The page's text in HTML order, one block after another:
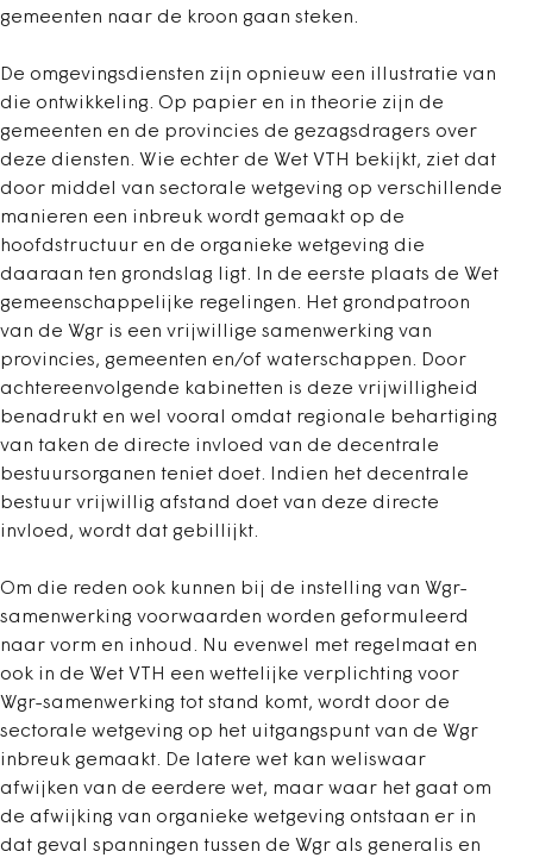
gemeenten naar de kroon gaan steken.
De omgevingsdiensten zijn opnieuw een illustratie van
die ontwikkeling. Op papier en in theorie zijn de
gemeenten en de provincies de gezagsdragers over
deze diensten. Wie echter de Wet VTH bekijkt, ziet dat
door middel van sectorale wetgeving op verschillende
manieren een inbreuk wordt gemaakt op de
hoofdstructuur en de organieke wetgeving die
daaraan ten grondslag ligt. In de eerste plaats de Wet
gemeenschappelijke regelingen. Het grondpatroon
van de Wgr is een vrijwillige samenwerking van
provincies, gemeenten en/of waterschappen. Door
achtereenvolgende kabinetten is deze vrijwilligheid
benadrukt en wel vooral omdat regionale behartiging
van taken de directe invloed van de decentrale
bestuursorganen teniet doet. Indien het decentrale
bestuur vrijwillig afstand doet van deze directe
invloed, wordt dat gebillijkt.
Om die reden ook kunnen bij de instelling van Wgr-
samenwerking voorwaarden worden geformuleerd
naar vorm en inhoud. Nu evenwel met regelmaat en
ook in de Wet VTH een wettelijke verplichting voor
Wgr-samenwerking tot stand komt, wordt door de
sectorale wetgeving op het uitgangspunt van de Wgr
inbreuk gemaakt. De latere wet kan weliswaar
afwijken van de eerdere wet, maar waar het gaat om
de afwijking van organieke wetgeving ontstaan er in
dat geval spanningen tussen de Wgr als generalis en